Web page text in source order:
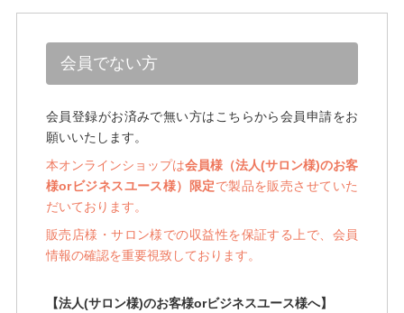
会員でない方
会員登録がお済みで無い方はこちらから会員申請をお
願いいたします。
本オンラインショップは会員様（法人(サロン様)のお客
様orビジネスユース様）限定で製品を販売させていた
だいております。
販売店様・サロン様での収益性を保証する上で、会員
情報の確認を重要視致しております。
【法人(サロン様)のお客様orビジネスユース様へ】